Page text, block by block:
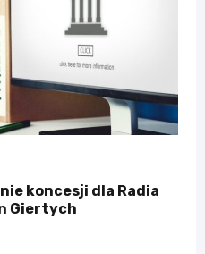
koncesji dla Radia
Giertych